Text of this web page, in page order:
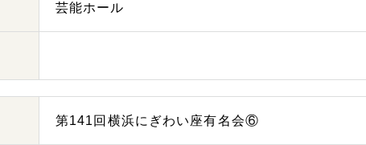
芸能ホール
第141回横浜にぎわい座有名会⑥